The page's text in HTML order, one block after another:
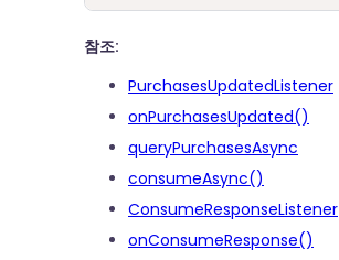
참조:
PurchasesUpdatedListener
onPurchasesUpdated()
queryPurchasesAsync
consumeAsync()
ConsumeResponseListener
onConsumeResponse()